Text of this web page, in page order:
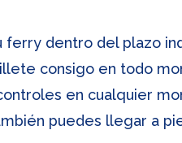
dentro del plazo
consigo en todo
en cualquier
puedes llegar a